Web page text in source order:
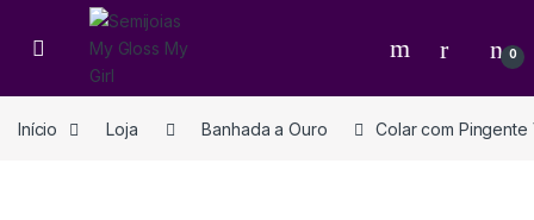
0
Início Loja Banhada a Ouro Colar com